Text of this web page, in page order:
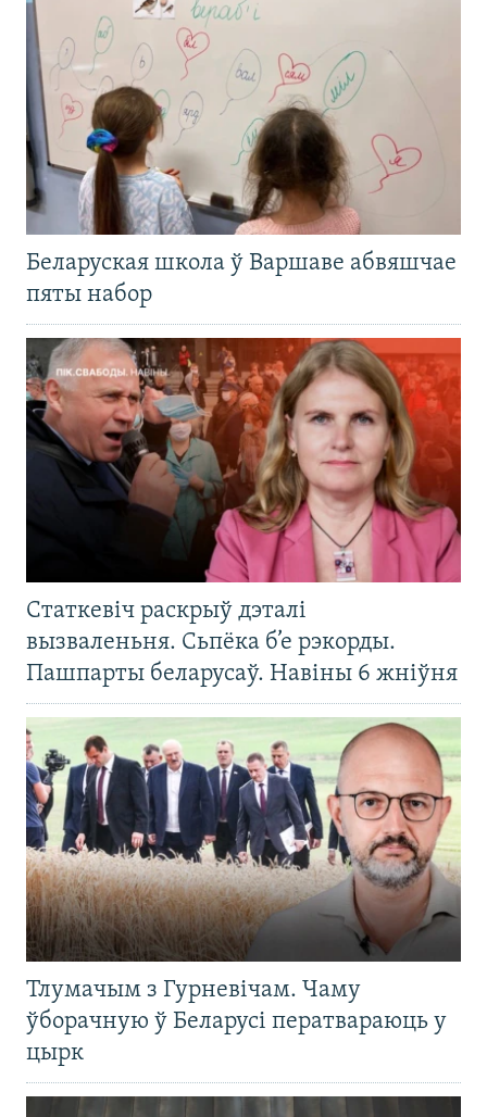
Беларуская школа ў Варшаве абвяшчае
пяты набор
Статкевіч раскрыў дэталі
вызваленьня. Сьпёка б’е рэкорды.
Пашпарты беларусаў. Навіны 6 жніўня
Тлумачым з Гурневічам. Чаму
ўборачную ў Беларусі ператвараюць у
цырк